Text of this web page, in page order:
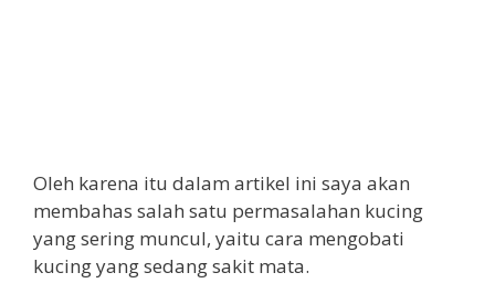
Oleh karena itu dalam artikel ini saya akan
membahas salah satu permasalahan kucing
yang sering muncul, yaitu cara mengobati
kucing yang sedang sakit mata.